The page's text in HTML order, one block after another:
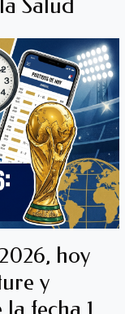
Salud
hoy
y
fecha 1